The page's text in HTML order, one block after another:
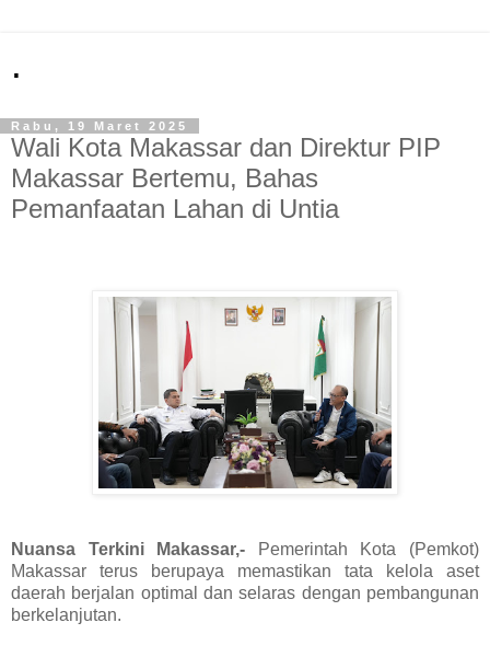
.
Rabu, 19 Maret 2025
Wali Kota Makassar dan Direktur PIP
Makassar Bertemu, Bahas
Pemanfaatan Lahan di Untia
Nuansa Terkini Makassar,- Pemerintah Kota (Pemkot)
Makassar terus berupaya memastikan tata kelola aset
daerah berjalan optimal dan selaras dengan pembangunan
berkelanjutan.